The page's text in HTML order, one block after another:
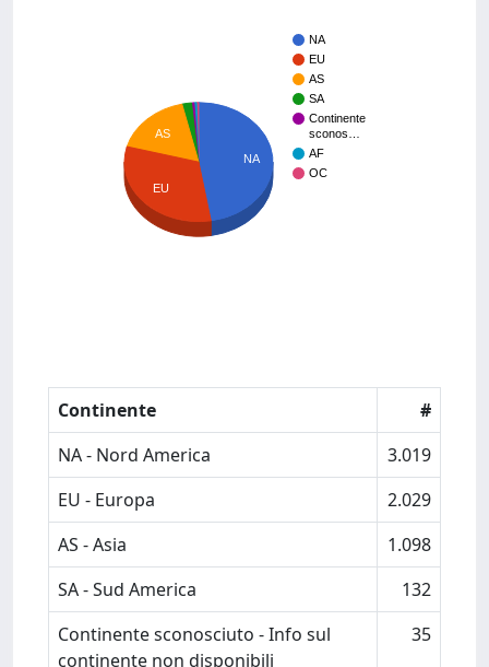
NA
EU
AS
SA
Continente
sconos…
AF
OC
NA
AS
EU
Continente
#
NA - Nord America
3.019
EU - Europa
2.029
AS - Asia
1.098
SA - Sud America
132
Continente sconosciuto - Info sul
continente non disponibili
35